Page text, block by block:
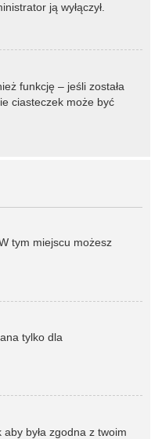
ją wyłączył.
funkcję – jeśli została
ciasteczek może być
tym miejscu możesz
tylko dla
była zgodna z twoim